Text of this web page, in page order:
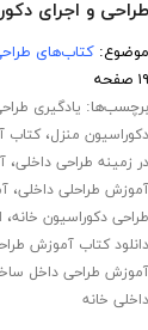
و اجرای
موضوع:کتاب‌های
۱۹ صفحه
برچسب‌ها: یادگیری
دکوراسیون منزل،کتاب
در زمینه طراحی داخلی،
آموزش طراحلی داخلی،
طراحی دکوراسیون خانه،
دانلود کتاب آموزش
آموزش طراحی داخل
داخلی خانه